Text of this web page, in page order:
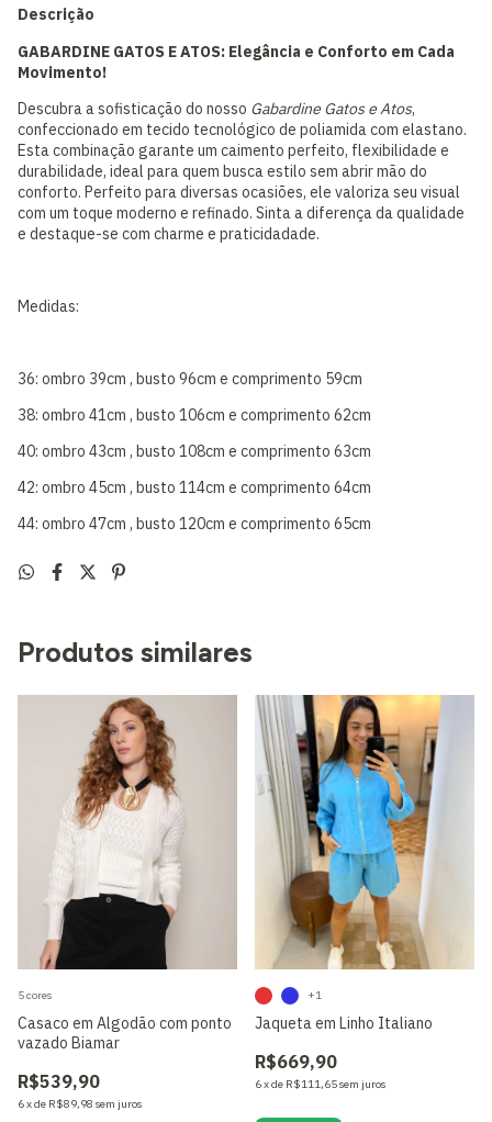
Descrição
GABARDINE GATOS E ATOS: Elegância e Conforto em Cada
Movimento!
Descubra a sofisticação do nosso Gabardine Gatos e Atos,
confeccionado em tecido tecnológico de poliamida com elastano.
Esta combinação garante um caimento perfeito, flexibilidade e
durabilidade, ideal para quem busca estilo sem abrir mão do
conforto. Perfeito para diversas ocasiões, ele valoriza seu visual
com um toque moderno e refinado. Sinta a diferença da qualidade
e destaque-se com charme e praticidadade.
Medidas:
36: ombro 39cm , busto 96cm e comprimento 59cm
38: ombro 41cm , busto 106cm e comprimento 62cm
40: ombro 43cm , busto 108cm e comprimento 63cm
42: ombro 45cm , busto 114cm e comprimento 64cm
44: ombro 47cm , busto 120cm e comprimento 65cm
Produtos similares
Casaco em Algodão com ponto
vazado Biamar
R$539,90
6xde R$89,98 sem juros
5 cores
Jaqueta em Linho Italiano
R$669,90
6xde R$111,65sem juros
+1